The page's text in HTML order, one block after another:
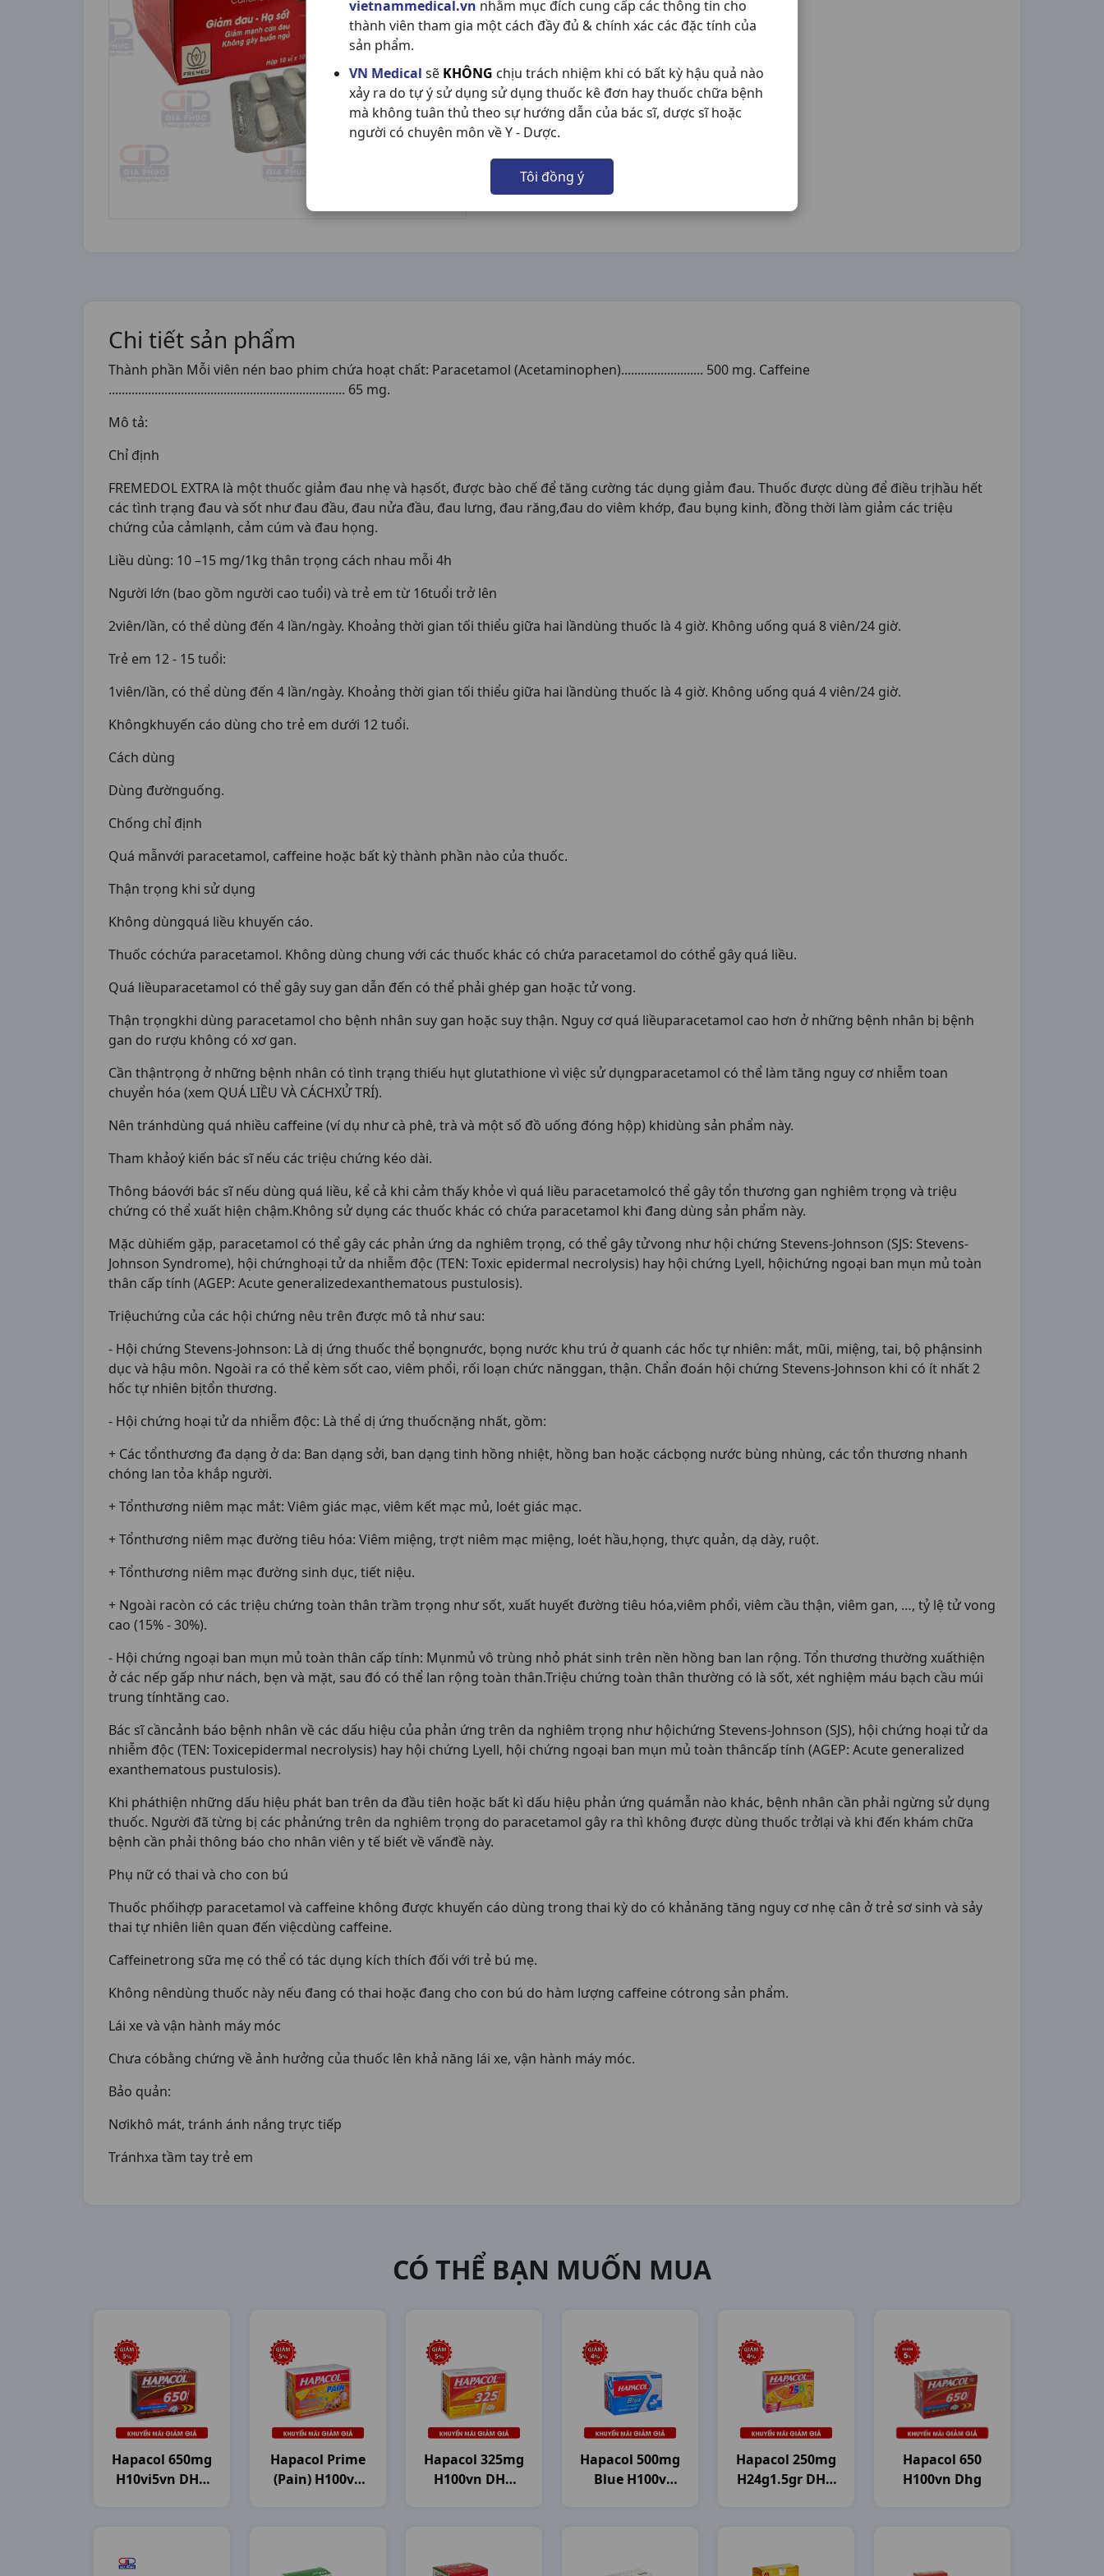
vietnammedical.vn nhằm mục đích cung cấp các thông tin cho
thành viên tham gia một cách đầy đủ & chính xác các đặc tính của
sản phẩm.
VN Medical sẽ KHÔNG chịu trách nhiệm khi có bất kỳ hậu quả nào
xảy ra do tự ý sử dụng sử dụng thuốc kê đơn hay thuốc chữa bệnh
mà không tuân thủ theo sự hướng dẫn của bác sĩ, dược sĩ hoặc
người có chuyên môn về Y - Dược.
Tôi đồng ý
Chi tiết sản phẩm
Thành phần Mỗi viên nén bao phim chứa hoạt chất: Paracetamol (Acetaminophen)......................... 500 mg. Caffeine
........................................................................ 65 mg.
Mô tả:
Chỉ định
FREMEDOL EXTRA là một thuốc giảm đau nhẹ và hạsốt, được bào chế để tăng cường tác dụng giảm đau. Thuốc được dùng để điều trịhầu hết
các tình trạng đau và sốt như đau đầu, đau nửa đầu, đau lưng, đau răng,đau do viêm khớp, đau bụng kinh, đồng thời làm giảm các triệu
chứng của cảmlạnh, cảm cúm và đau họng.
Liều dùng: 10 –15 mg/1kg thân trọng cách nhau mỗi 4h
Người lớn (bao gồm người cao tuổi) và trẻ em từ 16tuổi trở lên
2viên/lần, có thể dùng đến 4 lần/ngày. Khoảng thời gian tối thiểu giữa hai lầndùng thuốc là 4 giờ. Không uống quá 8 viên/24 giờ.
Trẻ em 12 - 15 tuổi:
1viên/lần, có thể dùng đến 4 lần/ngày. Khoảng thời gian tối thiểu giữa hai lầndùng thuốc là 4 giờ. Không uống quá 4 viên/24 giờ.
Khôngkhuyến cáo dùng cho trẻ em dưới 12 tuổi.
Cách dùng
Dùng đườnguống.
Chống chỉ định
Quá mẫnvới paracetamol, caffeine hoặc bất kỳ thành phần nào của thuốc.
Thận trọng khi sử dụng
Không dùngquá liều khuyến cáo.
Thuốc cóchứa paracetamol. Không dùng chung với các thuốc khác có chứa paracetamol do cóthể gây quá liều.
Quá liềuparacetamol có thể gây suy gan dẫn đến có thể phải ghép gan hoặc tử vong.
Thận trọngkhi dùng paracetamol cho bệnh nhân suy gan hoặc suy thận. Nguy cơ quá liềuparacetamol cao hơn ở những bệnh nhân bị bệnh
gan do rượu không có xơ gan.
Cần thậntrọng ở những bệnh nhân có tình trạng thiếu hụt glutathione vì việc sử dụngparacetamol có thể làm tăng nguy cơ nhiễm toan
chuyển hóa (xem QUÁ LIỀU VÀ CÁCHXỬ TRÍ).
Nên tránhdùng quá nhiều caffeine (ví dụ như cà phê, trà và một số đồ uống đóng hộp) khidùng sản phẩm này.
Tham khảoý kiến bác sĩ nếu các triệu chứng kéo dài.
Thông báovới bác sĩ nếu dùng quá liều, kể cả khi cảm thấy khỏe vì quá liều paracetamolcó thể gây tổn thương gan nghiêm trọng và triệu
chứng có thể xuất hiện chậm.Không sử dụng các thuốc khác có chứa paracetamol khi đang dùng sản phẩm này.
Mặc dùhiếm gặp, paracetamol có thể gây các phản ứng da nghiêm trọng, có thể gây tửvong như hội chứng Stevens-Johnson (SJS: Stevens-
Johnson Syndrome), hội chứnghoại tử da nhiễm độc (TEN: Toxic epidermal necrolysis) hay hội chứng Lyell, hộichứng ngoại ban mụn mủ toàn
thân cấp tính (AGEP: Acute generalizedexanthematous pustulosis).
Triệuchứng của các hội chứng nêu trên được mô tả như sau:
- Hội chứng Stevens-Johnson: Là dị ứng thuốc thể bọngnước, bọng nước khu trú ở quanh các hốc tự nhiên: mắt, mũi, miệng, tai, bộ phậnsinh
dục và hậu môn. Ngoài ra có thể kèm sốt cao, viêm phổi, rối loạn chức nănggan, thận. Chẩn đoán hội chứng Stevens-Johnson khi có ít nhất 2
hốc tự nhiên bịtổn thương.
- Hội chứng hoại tử da nhiễm độc: Là thể dị ứng thuốcnặng nhất, gồm:
+ Các tổnthương đa dạng ở da: Ban dạng sởi, ban dạng tinh hồng nhiệt, hồng ban hoặc cácbọng nước bùng nhùng, các tổn thương nhanh
chóng lan tỏa khắp người.
+ Tổnthương niêm mạc mắt: Viêm giác mạc, viêm kết mạc mủ, loét giác mạc.
+ Tổnthương niêm mạc đường tiêu hóa: Viêm miệng, trợt niêm mạc miệng, loét hầu,họng, thực quản, dạ dày, ruột.
+ Tổnthương niêm mạc đường sinh dục, tiết niệu.
+ Ngoài racòn có các triệu chứng toàn thân trầm trọng như sốt, xuất huyết đường tiêu hóa,viêm phổi, viêm cầu thận, viêm gan, …, tỷ lệ tử vong
cao (15% - 30%).
- Hội chứng ngoại ban mụn mủ toàn thân cấp tính: Mụnmủ vô trùng nhỏ phát sinh trên nền hồng ban lan rộng. Tổn thương thường xuấthiện
ở các nếp gấp như nách, bẹn và mặt, sau đó có thể lan rộng toàn thân.Triệu chứng toàn thân thường có là sốt, xét nghiệm máu bạch cầu múi
trung tínhtăng cao.
Bác sĩ cầncảnh báo bệnh nhân về các dấu hiệu của phản ứng trên da nghiêm trọng như hộichứng Stevens-Johnson (SJS), hội chứng hoại tử da
nhiễm độc (TEN: Toxicepidermal necrolysis) hay hội chứng Lyell, hội chứng ngoại ban mụn mủ toàn thâncấp tính (AGEP: Acute generalized
exanthematous pustulosis).
Khi pháthiện những dấu hiệu phát ban trên da đầu tiên hoặc bất kì dấu hiệu phản ứng quámẫn nào khác, bệnh nhân cần phải ngừng sử dụng
thuốc. Người đã từng bị các phảnứng trên da nghiêm trọng do paracetamol gây ra thì không được dùng thuốc trởlại và khi đến khám chữa
bệnh cần phải thông báo cho nhân viên y tế biết về vấnđề này.
Phụ nữ có thai và cho con bú
Thuốc phốihợp paracetamol và caffeine không được khuyến cáo dùng trong thai kỳ do có khảnăng tăng nguy cơ nhẹ cân ở trẻ sơ sinh và sảy
thai tự nhiên liên quan đến việcdùng caffeine.
Caffeinetrong sữa mẹ có thể có tác dụng kích thích đối với trẻ bú mẹ.
Không nêndùng thuốc này nếu đang có thai hoặc đang cho con bú do hàm lượng caffeine cótrong sản phẩm.
Lái xe và vận hành máy móc
Chưa cóbằng chứng về ảnh hưởng của thuốc lên khả năng lái xe, vận hành máy móc.
Bảo quản:
Nơikhô mát, tránh ánh nắng trực tiếp
Tránhxa tầm tay trẻ em
CÓ THỂ BẠN MUỐN MUA
Hapacol 650mg
H10vi5vn DHG
Hapacol Prime
(Pain) H100vn
Hapacol 325mg
H100vn DHG
Hapacol 500mg
Blue H100v
Hapacol 250mg
H24g1.5gr DHG
Hapacol 650
H100vn Dhg